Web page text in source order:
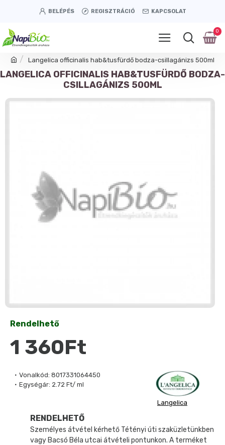
BELÉPÉS REGISZTRÁCIÓ KAPCSOLAT
0
Langelica officinalis hab&tusfürdő bodza-csillagánizs 500ml
LANGELICA OFFICINALIS HAB&TUSFÜRDŐ BODZA-
CSILLAGÁNIZS 500ML
Vonalkód: 8017331064450
Egységár: 2.72 Ft/ ml
Langelica
Rendelhető
1 360Ft
RENDELHETŐ
Személyes átvétel kérhető Tétényi úti szaküzletünkben
vagy Bacsó Béla utcai átvételi pontunkon. A terméket